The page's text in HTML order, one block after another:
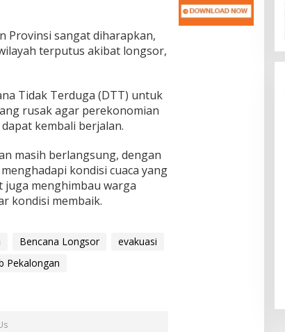
Provinsi sangat diharapkan,
terputus akibat longsor,
Tidak Terduga (DTT) untuk
rusak agar perekonomian
kembali berjalan.
masih berlangsung, dengan
kondisi cuaca yang
juga menghimbau warga
kondisi membaik.
Bencana Longsor
evakuasi
Pekalongan